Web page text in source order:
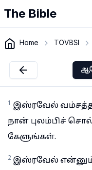
The Bible
Home TOVBSI
1 இஸ்ரவேல்
நான் புலம்பிச்
கேளுங்கள்.
2 இஸ்ரவேல் என்னும்